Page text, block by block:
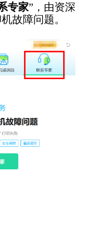
专家”，由资深
故障问题。